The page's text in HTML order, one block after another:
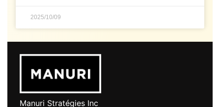
2025/10/09
Manuri Stratégies Inc